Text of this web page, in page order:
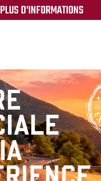
PLUS D'INFORMATIONS